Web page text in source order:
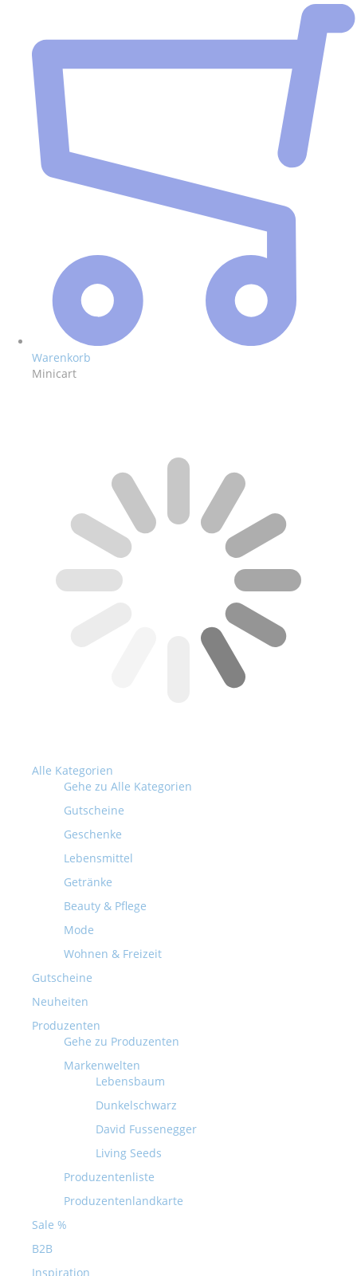
Warenkorb
Minicart
Alle Kategorien
Gehe zu Alle Kategorien
Gutscheine
Geschenke
Lebensmittel
Getränke
Beauty & Pflege
Mode
Wohnen & Freizeit
Gutscheine
Neuheiten
Produzenten
Gehe zu Produzenten
Markenwelten
Lebensbaum
Dunkelschwarz
David Fussenegger
Living Seeds
Produzentenliste
Produzentenlandkarte
Sale %
B2B
Inspiration